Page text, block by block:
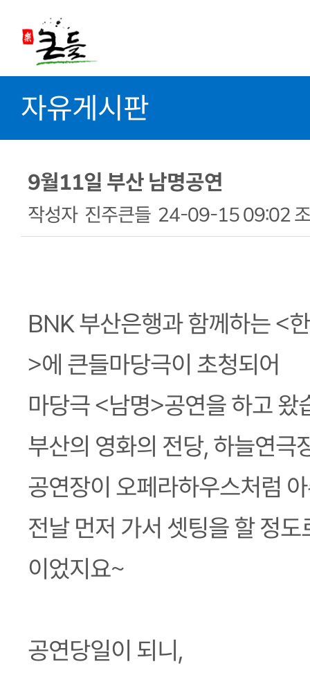
자유게시판
9월11일 부산 남명공연
작성자 진주큰들 24-09-15 09:02
본문
BNK 부산은행과 함께하는 <
>에 큰들마당극이 초청되어
마당극 <남명>공연을 하고 왔
부산의 영화의 전당, 하늘연극
공연장이 오페라하우스처럼
전날 먼저 가서 셋팅을 할 정
이었지요~
공연당일이 되니,